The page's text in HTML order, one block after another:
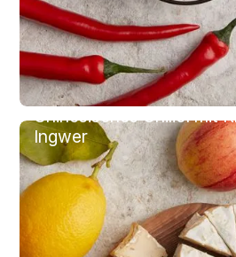
Chinesisches Chiliöl mit
Ingwer